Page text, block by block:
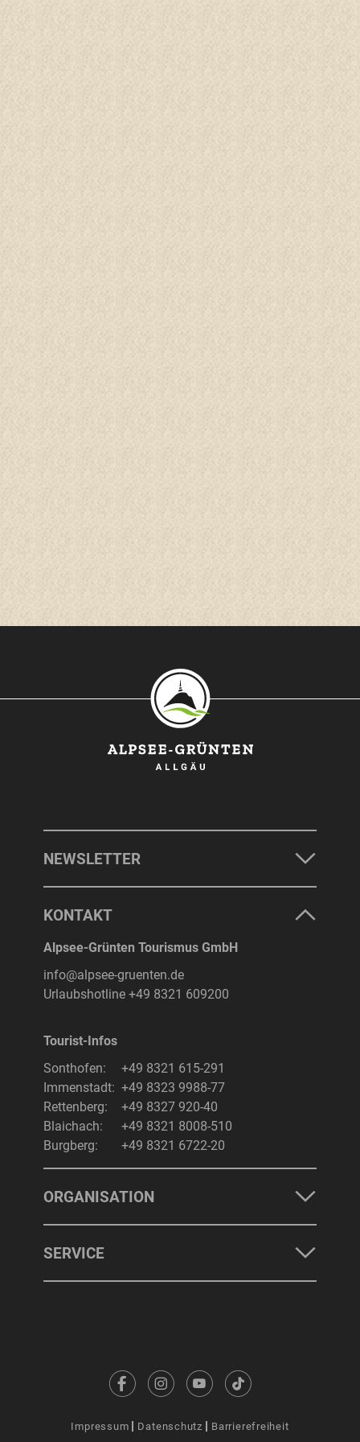
NEWSLETTER
KONTAKT
Alpsee-Grünten Tourismus GmbH
info@alpsee-gruenten.de
Urlaubshotline +49 8321 609200
Tourist-Infos
Sonthofen:
+49 8321 615-291
Immenstadt: +49 8323 9988-77
Rettenberg:
+49 8327 920-40
Blaichach:
+49 8321 8008-510
Burgberg:
+49 8321 6722-20
ORGANISATION
SERVICE
Impressum Datenschutz Barrierefreiheit